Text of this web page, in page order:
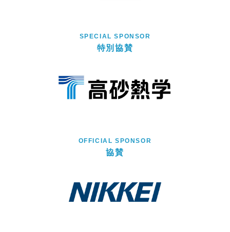
SPECIAL SPONSOR
特別協賛
OFFICIAL SPONSOR
協賛